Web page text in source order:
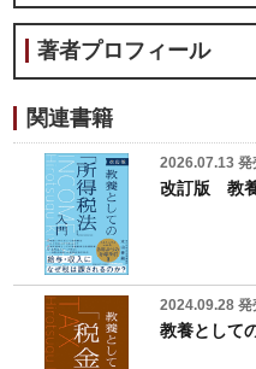
著者プロフィール
関連書籍
2026.07.13 発
改訂版 教
2024.09.28 発
教養として